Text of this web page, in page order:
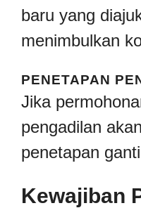
baru yang
menimbulkan
PENETAPAN
Jika
pengadilan
penetapan
Kewajiban